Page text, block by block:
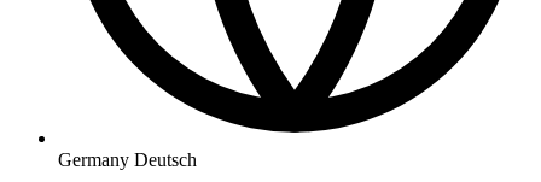
Germany Deutsch